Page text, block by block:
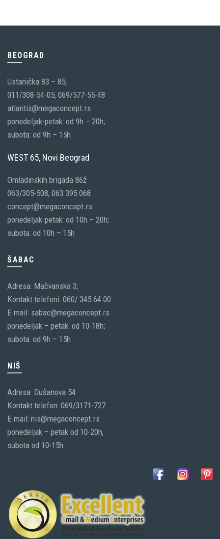
BEOGRAD
Ustanička 83 – 85;
011/308-54-05, 069/577-55-48
atlantis@megaconcept.rs
ponedeljak-petak: od 9h – 20h;
subota: od 9h – 15h
WEST 65, Novi Beograd
Omladinskih brigada 86ž
063/305-508, 063 395 068
concept@megaconcept.rs
ponedeljak-petak: od 10h – 20h;
subota: od 10h – 15h
ŠABAC
Adresa: Mačvanska 3;
Kontakt telefoni: 060/ 345 64 00
E mail: sabac@megaconcept.rs
ponedeljak – petak: od 10-18h;
subota: od 9h – 15h
NIŠ
Adresa: Dušanova 54
Kontakt telefon: 069/3171-727
E mail: nis@megaconcept.rs
ponedeljak – petak od 10-20h,
subota od 10-15h